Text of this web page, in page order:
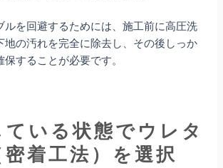
ルを回避するためには、施工前に高圧洗
地の汚れを完全に除去し、その後しっか
することが必要です。
いる状態でウレタ
着工法）を選択